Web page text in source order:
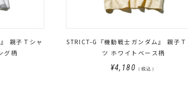
親子Ｔシャ
グ柄
STRICT-G『機動戦士ガンダム』 親子Ｔ
ツ ホワイトベース柄
¥4,180 （税込）